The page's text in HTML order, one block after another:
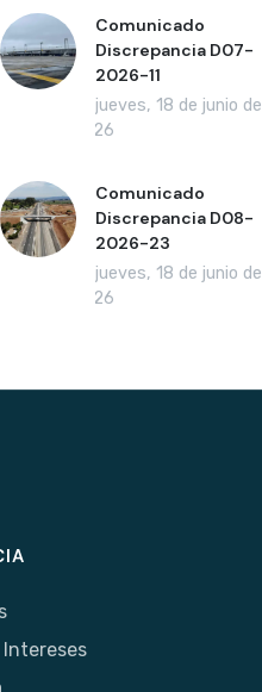
Comunicado
Discrepancia D07-
2026-11
jueves, 18 de junio de
2026
Comunicado
Discrepancia D08-
2026-23
jueves, 18 de junio de
2026